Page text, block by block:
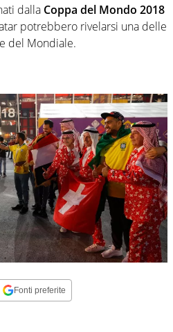
dalla Coppa del Mondo 2018
potrebbero rivelarsi una delle
del Mondiale.
Fonti preferite